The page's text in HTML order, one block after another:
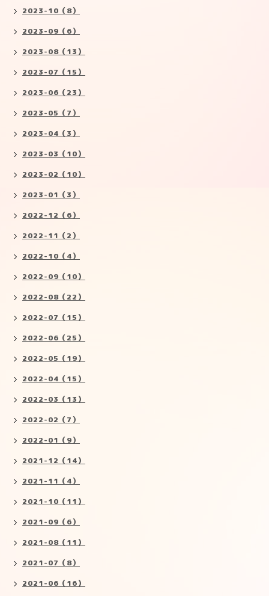
2023-10（8）
2023-09（6）
2023-08（13）
2023-07（15）
2023-06（23）
2023-05（7）
2023-04（3）
2023-03（10）
2023-02（10）
2023-01（3）
2022-12（6）
2022-11（2）
2022-10（4）
2022-09（10）
2022-08（22）
2022-07（15）
2022-06（25）
2022-05（19）
2022-04（15）
2022-03（13）
2022-02（7）
2022-01（9）
2021-12（14）
2021-11（4）
2021-10（11）
2021-09（6）
2021-08（11）
2021-07（8）
2021-06（16）